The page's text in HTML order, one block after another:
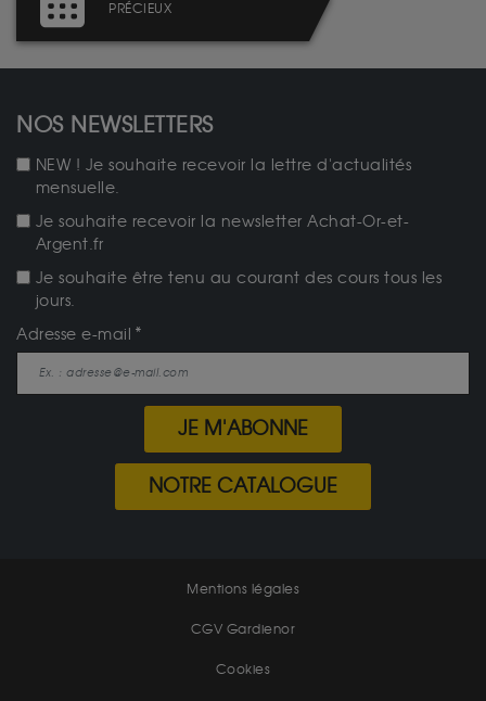
PRÉCIEUX
NOS NEWSLETTERS
NEW ! Je souhaite recevoir la lettre d'actualités
mensuelle.
Je souhaite recevoir la newsletter Achat-Or-et-
Argent.fr
Je souhaite être tenu au courant des cours tous les
jours.
Adresse e-mail
JE M'ABONNE
NOTRE CATALOGUE
Mentions légales
CGV Gardienor
Cookies